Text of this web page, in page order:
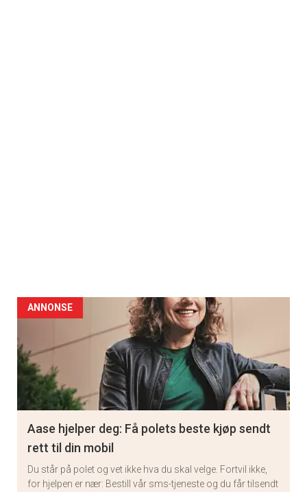
ANNONSE
Aase hjelper deg: Få polets beste kjøp sendt
rett til din mobil
Du står på polet og vet ikke hva du skal velge. Fortvil ikke,
for hjelpen er nær: Bestill vår sms-tjeneste og du får tilsendt